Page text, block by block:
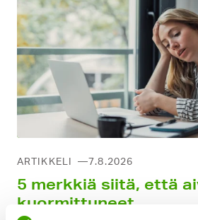
ARTIKKELI 7.8.2026
5 merkkiä siitä, että
kuormittu­neet